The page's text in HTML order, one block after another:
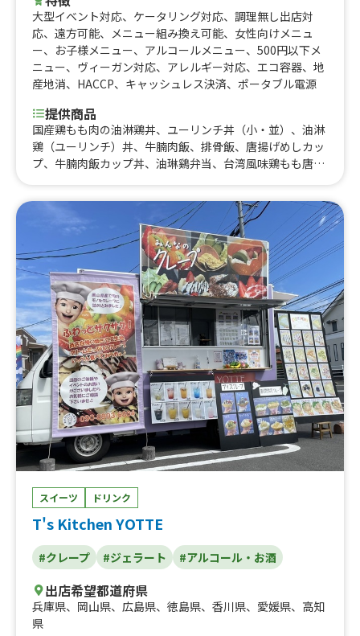
大型イベント対応、 ケータリング対応、 調理無し出店対
応、 遠方可能、 メニュー組み換え可能、 女性向けメニュ
ー、 お子様メニュー、 アルコールメニュー、 500円以下メ
ニュー、 ヴィーガン対応、 アレルギー対応、 エコ容器、 地
産地消、 HACCP、 キャッシュレス決済、 ポータブル電源
提供商品
国産鶏もも肉の油淋鶏丼、ユーリンチ丼（小・並）、油淋
鶏（ユーリンチ）丼、牛腩肉飯、排骨飯、唐揚げめしカッ
プ、牛腩肉飯カップ丼、油琳鷄弁当、台湾風味鶏もも唐揚
湾風味 鶏モモ肉唐揚げ、唐揚げ&ポテト、フライドポテ
ト、よだれ鶏、ピリ辛きゅうりとチャーシュー、ピリ辛き
ゅうりと特製白菜キムチ、黒胡麻団子、豆花、マンゴー果
肉・フルーツのせのせ、アンニントーフ、山田牧場の信楽
ミルク３種、つぼ市製茶本舗、抹茶ラテ、生搾りレモネー
ド、果肉入りマンゴージュース、アサヒスーパードライ
（生）、油淋鶏、エッグタルト、タピオカ入りココナッツ
ジュース、ナタデココ入りライチジュース、アサヒスーパ
ードライ（生ビール）、台湾ビール、台湾フルーツビー
ル、牛腩肉飯と中華スープのセット、油淋鶏弁当と中華ス
ープのセット、パーコー飯（台湾とんかつ）と中華スープ
のセット、でかでか！モチモチ水餃子（3個）、酸辣湯
（サンラータン）、紫菜鶏蛋湯（海苔と玉子のスープ）
スイーツ ドリンク
T's Kitchen YOTTE
#クレープ #ジェラート #アルコール・お酒
出店希望都道府県
兵庫県、 岡山県、 広島県、 徳島県、 香川県、 愛媛県、 高知
県